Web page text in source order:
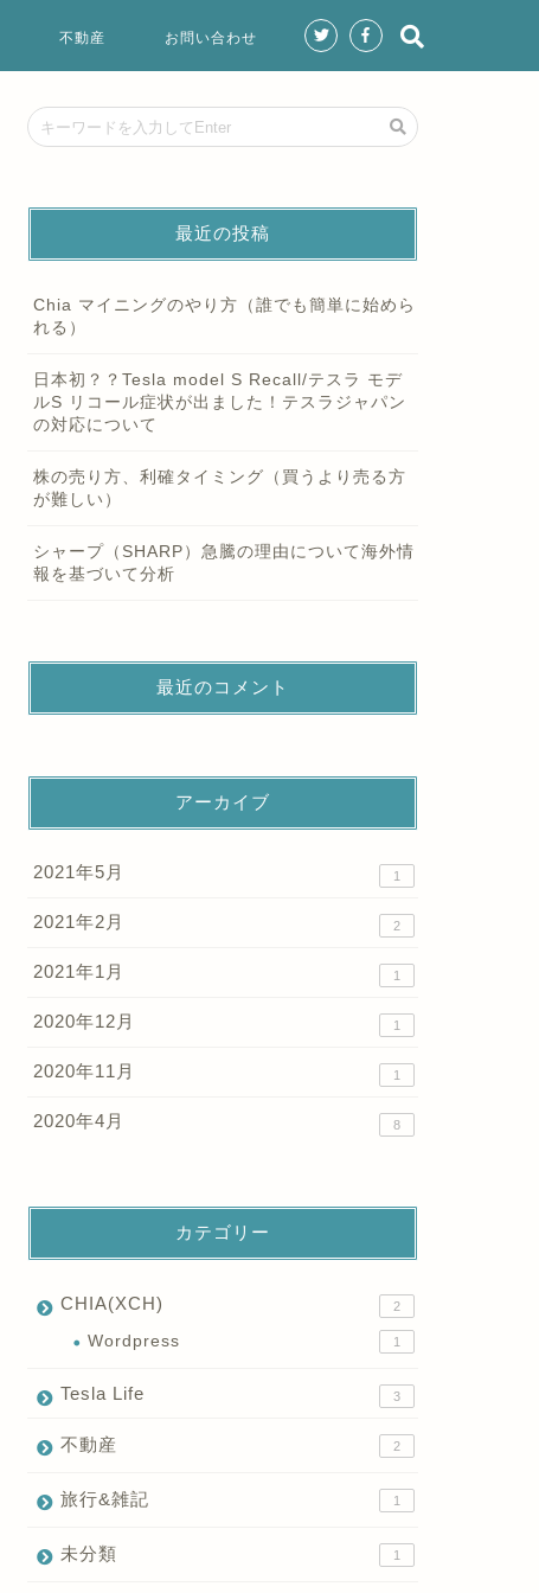
不動産 お問い合わせ
最近の投稿
Chia マイニングのやり方（誰でも簡単に始めら
れる）
日本初？？Tesla model S Recall/テスラ モデ
ルS リコール症状が出ました！テスラジャパン
の対応について
株の売り方、利確タイミング（買うより売る方
が難しい）
シャープ（SHARP）急騰の理由について海外情
報を基づいて分析
最近のコメント
アーカイブ
2021年5月 1
2021年2月 2
2021年1月 1
2020年12月 1
2020年11月 1
2020年4月 8
カテゴリー
CHIA(XCH) 2
Wordpress 1
Tesla Life 3
不動産 2
旅行&雑記 1
未分類 1